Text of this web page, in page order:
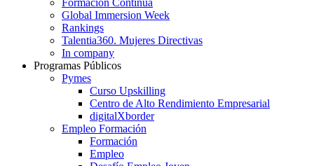
Global Immersion Week
Rankings
Talentia360. Mujeres Directivas
In company
Programas Públicos
Pymes
Curso Upskilling
Centro de Alto Rendimiento Empresarial
digitalXborder
Empleo Formación
Formación
Empleo